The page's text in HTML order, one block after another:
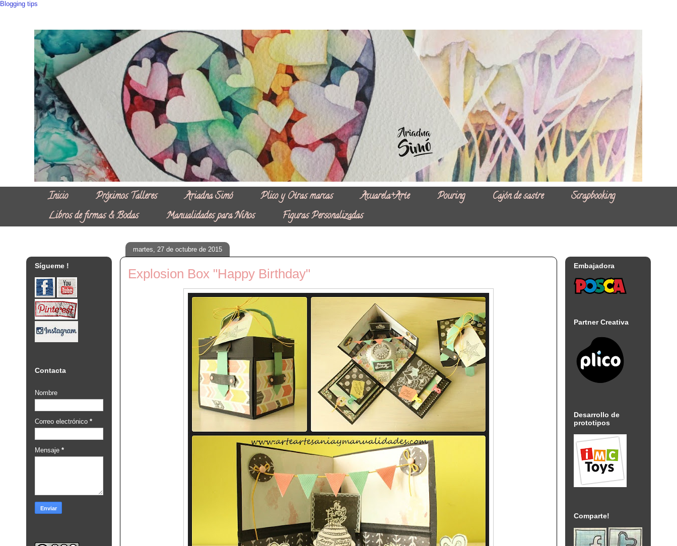
Blogging tips
Inicio Próximos Talleres Ariadna Simó Plico y Otras marcas Acuarela+Arte Pouring Cajón de sastre
Scrapbooking
Libros de firmas & Bodas
Manualidades para Niños Figuras Personalizadas
martes, 27 de octubre de 2015
Explosion Box "Happy Birthday"
Sígueme !
Contacta
Nombre
Correo electrónico *
Mensaje *
Embajadora
Partner Creativa
Desarrollo de
prototipos
Comparte!